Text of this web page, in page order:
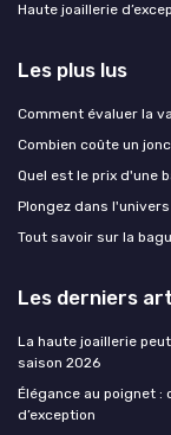
Haute joaillerie
Les plus lus
Comment évaluer la
Combien coûte un
Quel est le prix d'une
Plongez dans
Tout savoir sur la
Les derniers
La haute joaillerie
saison 2026
Élégance au poignet
d’exception